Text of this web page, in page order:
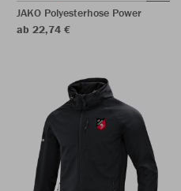
JAKO Polyesterhose Power
ab 22,74 €